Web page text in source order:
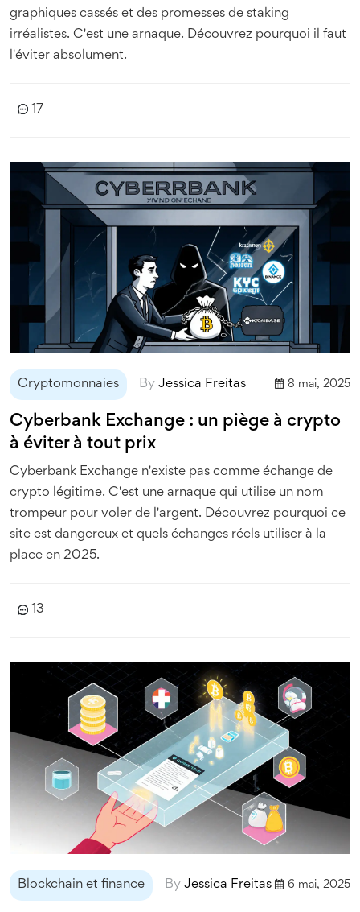
graphiques cassés et des promesses de staking
irréalistes. C'est une arnaque. Découvrez pourquoi il faut
l'éviter absolument.
17
Cryptomonnaies By Jessica Freitas 8 mai, 2025
Cyberbank Exchange : un piège à crypto
à éviter à tout prix
Cyberbank Exchange n'existe pas comme échange de
crypto légitime. C'est une arnaque qui utilise un nom
trompeur pour voler de l'argent. Découvrez pourquoi ce
site est dangereux et quels échanges réels utiliser à la
place en 2025.
13
Blockchain et finance By Jessica Freitas 6 mai, 2025